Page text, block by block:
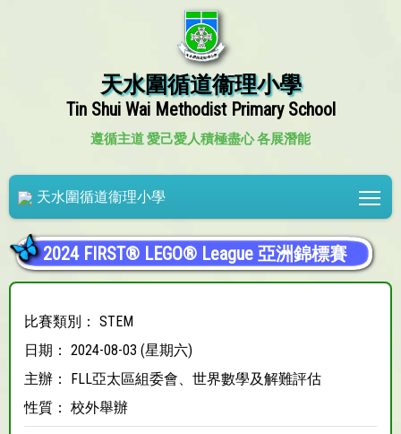
天水圍循道衞理小學
Tin Shui Wai Methodist Primary School
遵循主道 愛己愛人積極盡心 各展潛能
天水圍循道衞理小學
2024 FIRST® LEGO® League 亞洲錦標賽
比賽類別： STEM
日期： 2024-08-03 (星期六)
主辦： FLL亞太區組委會、世界數學及解難評估
性質： 校外舉辦